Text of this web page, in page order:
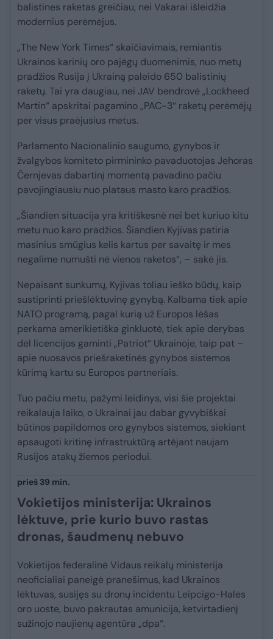
balistines raketas greičiau, nei Vakarai išleidžia
modernius perėmėjus.
„The New York Times“ skaičiavimais, remiantis
Ukrainos karinių oro pajėgų duomenimis, nuo metų
pradžios Rusija į Ukrainą paleido 650 balistinių
raketų. Tai yra daugiau, nei JAV bendrovė „Lockheed
Martin“ apskritai pagamino „PAC-3“ raketų perėmėjų
per visus praėjusius metus.
Parlamento Nacionalinio saugumo, gynybos ir
žvalgybos komiteto pirmininko pavaduotojas Jehoras
Černjevas dabartinį momentą pavadino pačiu
pavojingiausiu nuo plataus masto karo pradžios.
„Šiandien situacija yra kritiškesnė nei bet kuriuo kitu
metu nuo karo pradžios. Šiandien Kyjivas patiria
masinius smūgius kelis kartus per savaitę ir mes
negalime numušti nė vienos raketos“, – sakė jis.
Nepaisant sunkumų, Kyjivas toliau ieško būdų, kaip
sustiprinti priešlėktuvinę gynybą. Kalbama tiek apie
NATO programą, pagal kurią už Europos lėšas
perkama amerikietiška ginkluotė, tiek apie derybas
dėl licencijos gaminti „Patriot“ Ukrainoje, taip pat –
apie nuosavos priešraketinės gynybos sistemos
kūrimą kartu su Europos partneriais.
Tuo pačiu metu, pažymi leidinys, visi šie projektai
reikalauja laiko, o Ukrainai jau dabar gyvybiškai
būtinos papildomos oro gynybos sistemos, siekiant
apsaugoti kritinę infrastruktūrą artėjant naujam
Rusijos atakų žiemos periodui.
prieš 39 min.
Vokietijos ministerija: Ukrainos
lėktuve, prie kurio buvo rastas
dronas, šaudmenų nebuvo
Vokietijos federalinė Vidaus reikalų ministerija
neoficialiai paneigė pranešimus, kad Ukrainos
lėktuvas, susijęs su dronų incidentu Leipcigo-Halės
oro uoste, buvo pakrautas amunicija, ketvirtadienį
sužinojo naujienų agentūra „dpa“.